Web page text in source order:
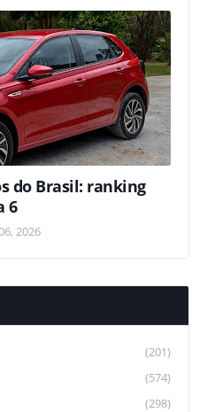
do Brasil: ranking
6
2026
(201)
(574)
(298)